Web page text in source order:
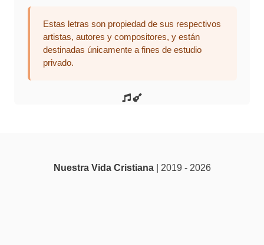
Estas letras son propiedad de sus respectivos
artistas, autores y compositores, y están
destinadas únicamente a fines de estudio
privado.
Nuestra Vida Cristiana| 2019 - 2026